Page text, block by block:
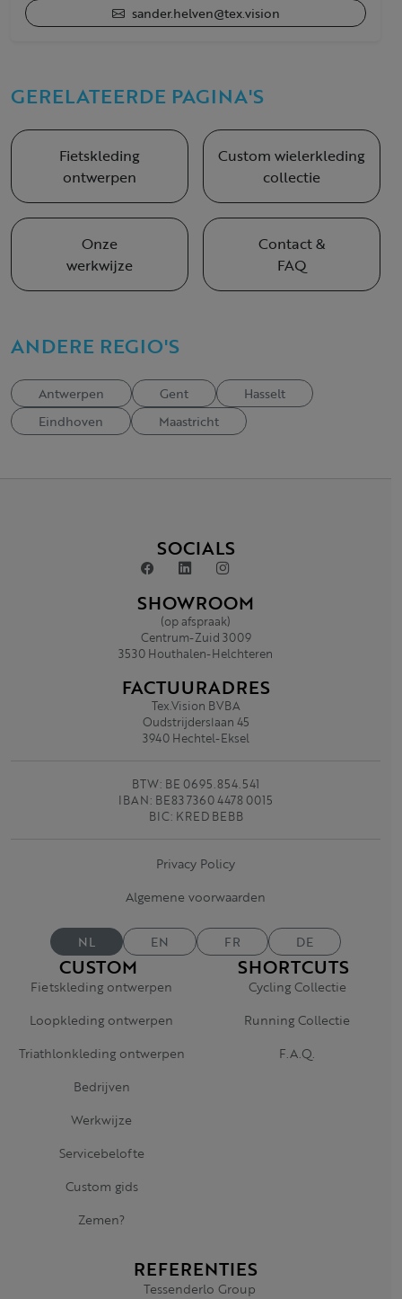
sander.helven@tex.vision
GERELATEERDE PAGINA'S
Fietskleding
ontwerpen
Custom wielerkleding
collectie
Onze
werkwijze
Contact &
FAQ
ANDERE REGIO'S
Antwerpen Gent
Hasselt
Eindhoven
Maastricht
CUSTOM
Fietskleding ontwerpen
Loopkleding ontwerpen
Triathlonkleding ontwerpen
Bedrijven
Werkwijze
Servicebelofte
Custom gids
Zemen?
SHORTCUTS
Cycling Collectie
Running Collectie
F.A.Q.
REFERENTIES
Tessenderlo Group
SOCIALS
SHOWROOM
(op afspraak)
Centrum-Zuid 3009
3530 Houthalen-Helchteren
FACTUURADRES
Tex.Vision BVBA
Oudstrijderslaan 45
3940 Hechtel-Eksel
BTW: BE 0695.854.541
IBAN: BE83 7360 4478 0015
BIC: KRED BEBB
Privacy Policy
Algemene voorwaarden
NL EN FR DE